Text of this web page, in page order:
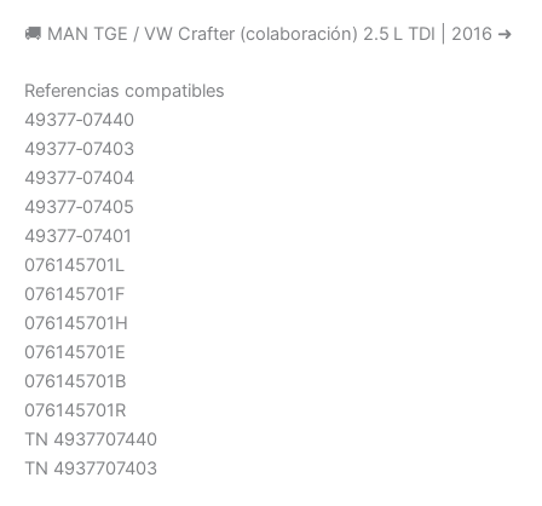
🚚 MAN TGE / VW Crafter (colaboración) 2.5 L TDI | 2016 ➜
Referencias compatibles
49377‑07440
49377‑07403
49377‑07404
49377‑07405
49377‑07401
076145701L
076145701F
076145701H
076145701E
076145701B
076145701R
TN 4937707440
TN 4937707403